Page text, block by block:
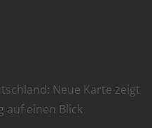
Neue Karte zeigt
auf einen Blick